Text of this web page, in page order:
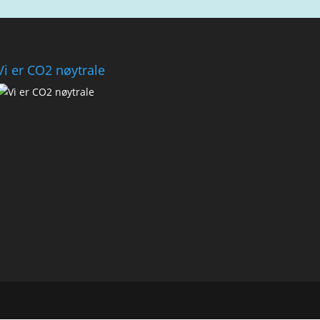
er CO2 nøytrale